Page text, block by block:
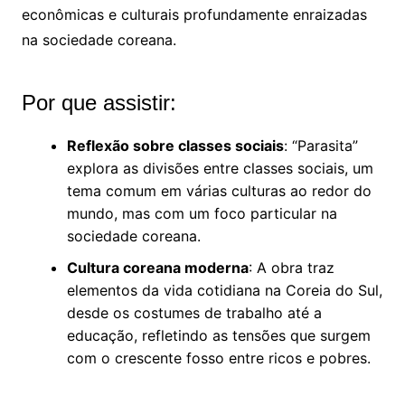
econômicas e culturais profundamente enraizadas
na sociedade coreana.
Por que assistir:
Reflexão sobre classes sociais: “Parasita”
explora as divisões entre classes sociais, um
tema comum em várias culturas ao redor do
mundo, mas com um foco particular na
sociedade coreana.
Cultura coreana moderna: A obra traz
elementos da vida cotidiana na Coreia do Sul,
desde os costumes de trabalho até a
educação, refletindo as tensões que surgem
com o crescente fosso entre ricos e pobres.